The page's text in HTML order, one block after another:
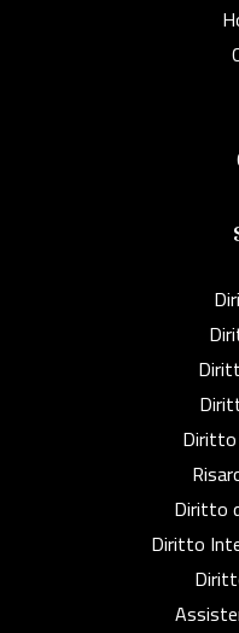
Diritto
Diritto
Diritto